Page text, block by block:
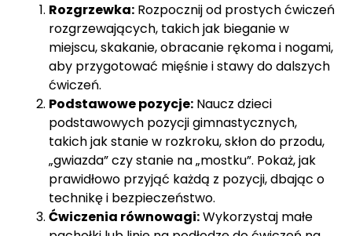
Rozgrzewka: Rozpocznij od prostych ćwiczeń
rozgrzewających, takich jak bieganie w
miejscu, skakanie, obracanie rękoma i nogami,
aby przygotować mięśnie i stawy do dalszych
ćwiczeń.
Podstawowe pozycje: Naucz dzieci
podstawowych pozycji gimnastycznych,
takich jak stanie w rozkroku, skłon do przodu,
„gwiazda” czy stanie na „mostku”. Pokaż, jak
prawidłowo przyjąć każdą z pozycji, dbając o
technikę i bezpieczeństwo.
Ćwiczenia równowagi:Wykorzystaj małe